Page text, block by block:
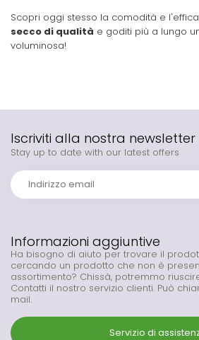
Scopri oggi stesso la comodità e
secco di qualità e goditi più a lungo
voluminosa!
Informazioni aggiuntive
Ha bisogno di aiuto per trovare il
cercando un prodotto che non è
assortimento? Chissà, potremmo
Contatti il nostro servizio clienti. Può
mail.
Servizio di
Iscriviti alla nostra newsletter
Stay up to date with our latest offers